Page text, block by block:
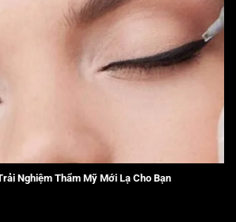
Nghiệm Thẩm Mỹ Mới Lạ Cho Bạn